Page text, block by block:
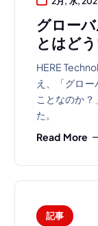
グロー
とはど
HERE
え、「グロ
ことなのか
た。
Read More
記事